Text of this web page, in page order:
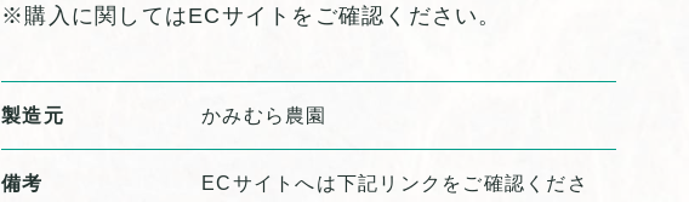
※購入に関してはECサイトをご確認ください。
製造元 かみむら農園
備考
ECサイトへは下記リンクをご確認くださ